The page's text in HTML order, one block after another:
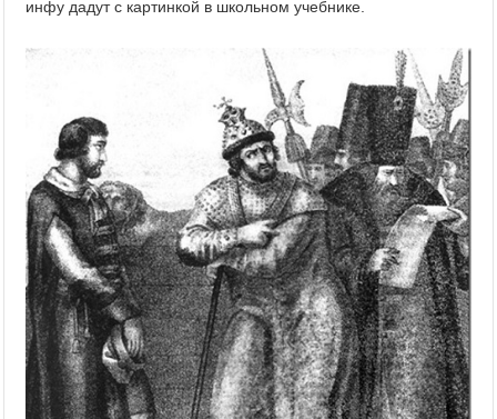
инфу дадут с картинкой в школьном учебнике.